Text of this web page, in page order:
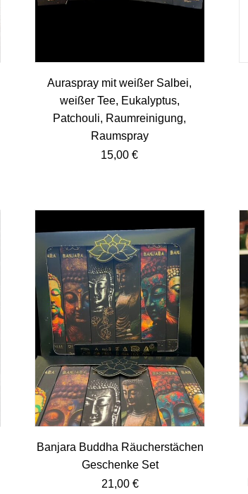
Auraspray mit weißer Salbei,
weißer Tee, Eukalyptus,
Patchouli, Raumreinigung,
Raumspray
15,00€
Banjara Buddha Räucherstächen
Geschenke Set
21,00 €